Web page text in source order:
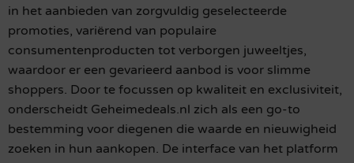
in het aanbieden van zorgvuldig geselecteerde
promoties, variërend van populaire
consumentenproducten tot verborgen juweeltjes,
waardoor er een gevarieerd aanbod is voor slimme
shoppers. Door te focussen op kwaliteit en exclusiviteit,
onderscheidt Geheimedeals.nl zich als een go-to
bestemming voor diegenen die waarde en nieuwigheid
zoeken in hun aankopen. De interface van het platform